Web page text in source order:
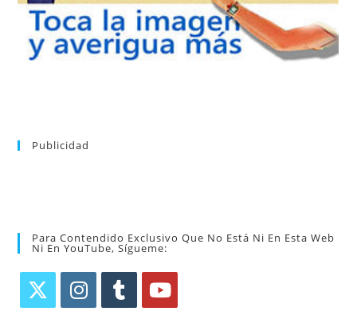
Publicidad
Para Contendido Exclusivo Que No Está Ni En Esta Web
Ni En YouTube, Sígueme: